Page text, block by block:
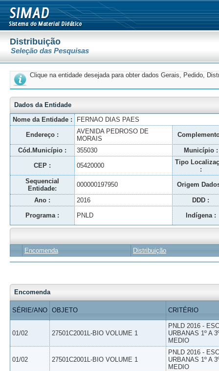
Distribuição
Seleção das Pesquisas
Clique na entidade desejada para obter dados Gerais, Pedido,
Dados da Entidade
Nome da Entidade :
FERNAO DIAS PAES
Endereço :
AVENIDA PEDROSO DE
MORAIS
Cód.Município : 355030 Município :
CEP : 05420000
Tipo
:
Sequencial
Entidade:
000000197950 Origem
Ano : 2016 DDD :
Programa : PNLD Indígena :
Encomenda Distribuição
Encomenda
SÉRIE/ANO OBJETO CRITÉRIO
01/02 27501C2001L-BIO VOLUME 1
PNLD 2016 -
URBANAS 1º A
MEDIO
01/02 27501C2001L-BIO VOLUME 1
PNLD 2016 -
URBANAS 1º A
MEDIO